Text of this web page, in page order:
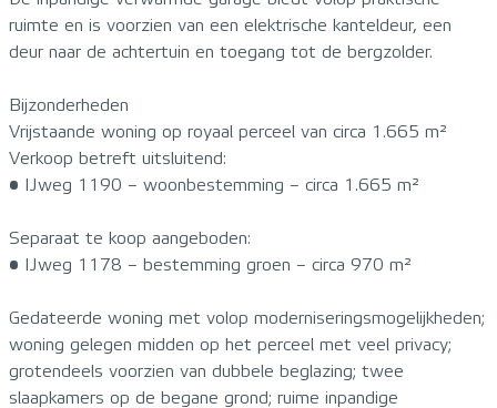
ruimte en is voorzien van een elektrische kanteldeur, een
deur naar de achtertuin en toegang tot de bergzolder.
Bijzonderheden
Vrijstaande woning op royaal perceel van circa 1.665 m²
Verkoop betreft uitsluitend:
• IJweg 1190 – woonbestemming – circa 1.665 m²
Separaat te koop aangeboden:
• IJweg 1178 – bestemming groen – circa 970 m²
Gedateerde woning met volop moderniseringsmogelijkheden;
woning gelegen midden op het perceel met veel privacy;
grotendeels voorzien van dubbele beglazing; twee
slaapkamers op de begane grond; ruime inpandige